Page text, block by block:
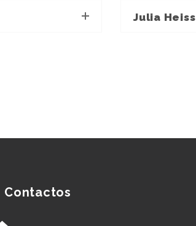
Julia
Contactos